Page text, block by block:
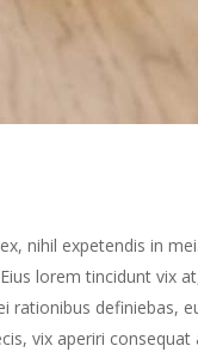
nihil expetendis in
lorem tincidunt vix
rationibus definiebas,
vix aperiri